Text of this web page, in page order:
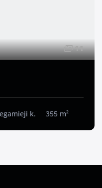
11
k. 355 m²